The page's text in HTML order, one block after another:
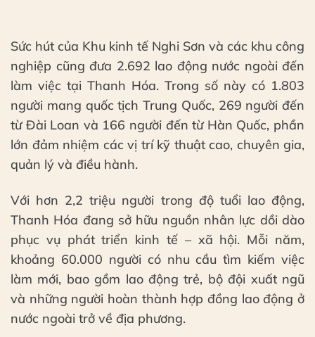
Sức hút của Khu kinh tế Nghi Sơn và các khu công
nghiệp cũng đưa 2.692 lao động nước ngoài đến
làm việc tại Thanh Hóa. Trong số này có 1.803
người mang quốc tịch Trung Quốc, 269 người đến
từ Đài Loan và 166 người đến từ Hàn Quốc, phần
lớn đảm nhiệm các vị trí kỹ thuật cao, chuyên gia,
quản lý và điều hành.
Với hơn 2,2 triệu người trong độ tuổi lao động,
Thanh Hóa đang sở hữu nguồn nhân lực dồi dào
phục vụ phát triển kinh tế – xã hội. Mỗi năm,
khoảng 60.000 người có nhu cầu tìm kiếm việc
làm mới, bao gồm lao động trẻ, bộ đội xuất ngũ
và những người hoàn thành hợp đồng lao động ở
nước ngoài trở về địa phương.